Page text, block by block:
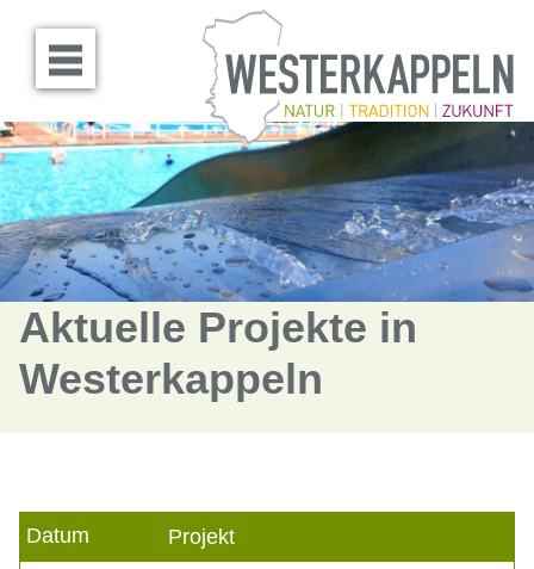
Menü öffnen
Aktuelle Projekte in
Westerkappeln
Datum
Projekt